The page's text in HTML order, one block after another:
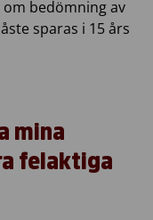
bedömning av
sparas i 15 års
mina
felaktiga